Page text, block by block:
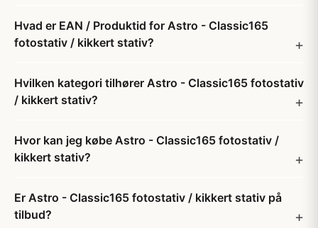
Hvad er EAN / Produktid for Astro - Classic165
fotostativ / kikkert stativ?
Hvilken kategori tilhører Astro - Classic165 fotostativ
/ kikkert stativ?
Hvor kan jeg købe Astro - Classic165 fotostativ /
kikkert stativ?
Er Astro - Classic165 fotostativ / kikkert stativ på
tilbud?